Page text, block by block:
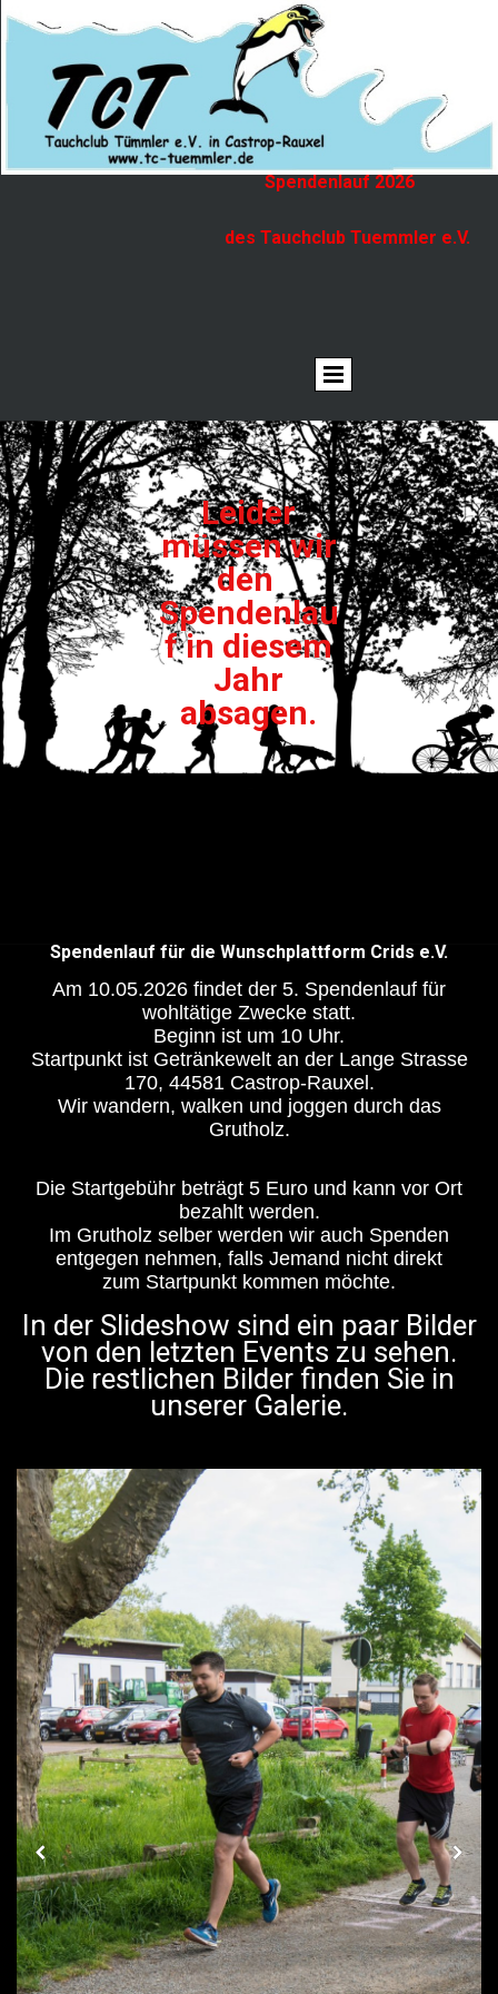
Spendenlauf 2026
des Tauchclub Tuemmler e.V.
Leider
müssen wir
den
Spendenlau
f in diesem
Jahr
absagen.
Spendenlauf für die Wunschplattform Crids e.V.
Am 10.05.2026 findet der 5. Spendenlauf für
wohltätige Zwecke statt.
Beginn ist um 10 Uhr.
Startpunkt ist Getränkewelt an der Lange Strasse
170, 44581 Castrop-Rauxel.
Wir wandern, walken und joggen durch das
Grutholz.
Die Startgebühr beträgt 5 Euro und kann vor Ort
bezahlt werden.
Im Grutholz selber werden wir auch Spenden
entgegen nehmen, falls Jemand nicht direkt
zum Startpunkt kommen möchte.
In der Slideshow sind ein paar Bilder
von den letzten Events zu sehen.
Die restlichen Bilder finden Sie in
unserer Galerie.